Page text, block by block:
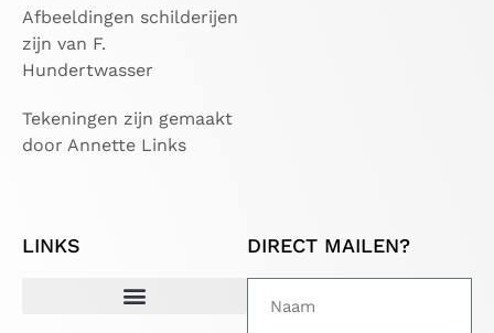
Afbeeldingen schilderijen
zijn van F.
Hundertwasser
Tekeningen zijn gemaakt
door Annette Links
LINKS DIRECT MAILEN?